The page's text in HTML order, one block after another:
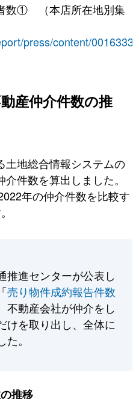
数① （本店所在地別集
press/content/
産仲介件数の推
土地総合情報システムの
件数を算出しました。
年の仲介件数を比較す
推進センターが公表し
売り物件成約報告件数
不動産会社が仲介をし
けを取り出し、全体に
。
推移